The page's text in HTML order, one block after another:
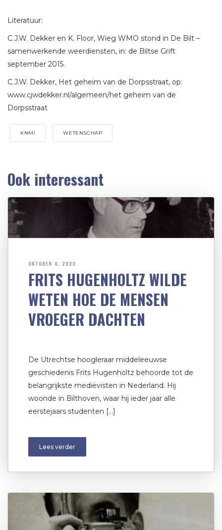
Literatuur:
C.J.W. Dekker en K. Floor, Wieg WMO stond in De Bilt –
samenwerkende weerdiensten, in: de Biltse Grift
september 2015.
C.J.W. Dekker, Het geheim van de Dorpsstraat, op:
www.cjwdekker.nl/algemeen/het geheim van de
Dorpsstraat
KNMI WETENSCHAP
Ook interessant
OKTOBER 8, 2022
FRITS HUGENHOLTZ WILDE
WETEN HOE DE MENSEN
VROEGER DACHTEN
De Utrechtse hoogleraar middeleeuwse
geschiedenis Frits Hugenholtz behoorde tot de
belangrijkste mediëvisten in Nederland. Hij
woonde in Bilthoven, waar hij ieder jaar alle
eerstejaars studenten […]
Lees verder